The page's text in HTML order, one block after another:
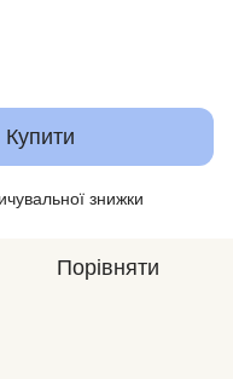
Купити
знижки
Порівняти